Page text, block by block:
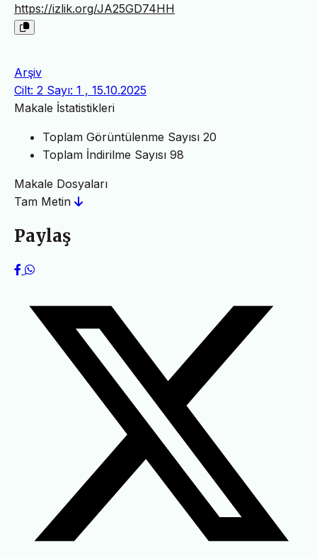
https://izlik.org/JA25GD74HH
Arşiv
Cilt: 2 Sayı: 1 , 15.10.2025
Makale İstatistikleri
Toplam Görüntülenme Sayısı 20
Toplam İndirilme Sayısı 98
Makale Dosyaları
Tam Metin
Paylaş